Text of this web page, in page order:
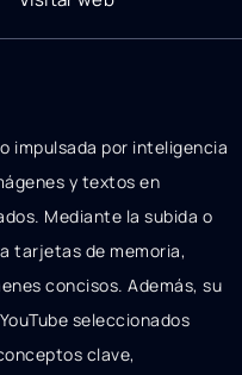
impulsada por inteligencia
y textos en
Mediante la subida o
tarjetas de memoria,
concisos. Además, su
seleccionados
clave,